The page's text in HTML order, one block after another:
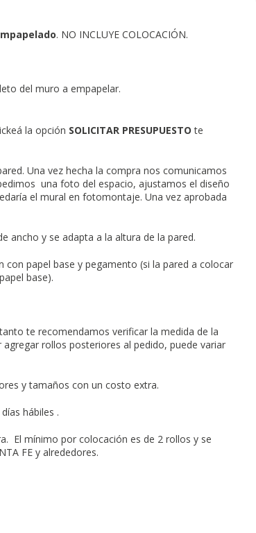
. NO INCLUYE COLOCACIÓN.
del muro a empapelar.
la opción SOLICITAR PRESUPUESTOte
Una vez hecha la compra nos comunicamos
una foto del espacio, ajustamos el diseño
el mural en fotomontaje. Una vez aprobada
ancho y se adapta a la altura de la pared.
con papel base y pegamento (si la pared a colocar
base).
te recomendamos verificar la medida de la
rollos posteriores al pedido, puede variar
y tamaños con un costo extra.
hábiles .
El mínimo por colocación es de 2 rollos y se
FE y alrededores.